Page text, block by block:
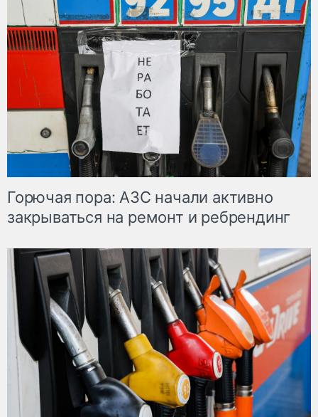
Горючая пора: АЗС начали активно
закрываться на ремонт и ребрендинг